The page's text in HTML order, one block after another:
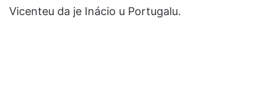
Vicenteu da je Inácio u Portugalu.